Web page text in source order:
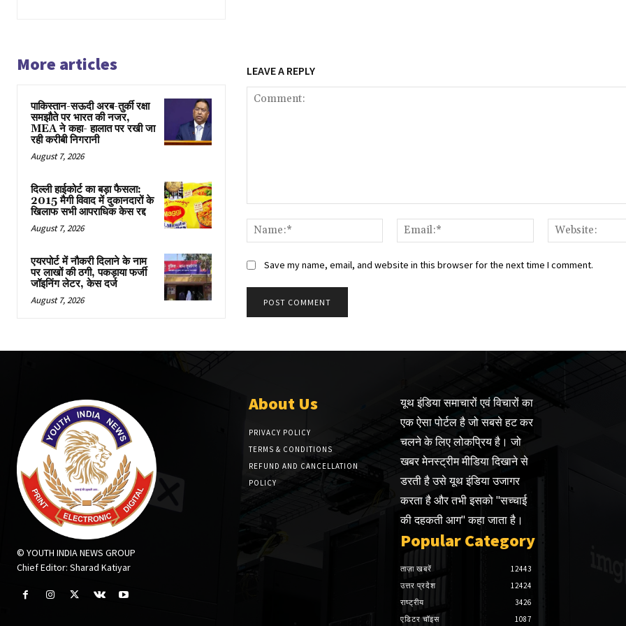
More articles
पाकिस्तान-सऊदी अरब-तुर्की रक्षा
समझौते पर भारत की नजर,
MEA ने कहा- हालात पर रखी जा
रही करीबी निगरानी
August 7, 2026
दिल्ली हाईकोर्ट का बड़ा फैसला:
2015 मैगी विवाद में दुकानदारों के
खिलाफ सभी आपराधिक केस रद्द
August 7, 2026
एयरपोर्ट में नौकरी दिलाने के नाम
पर लाखों की ठगी, पकड़ाया फर्जी
जॉइनिंग लेटर, केस दर्ज
August 7, 2026
LEAVE A REPLY
Name:*
Email:*
Save my name, email, and website in this browser for the next time I comment.
© YOUTH INDIA NEWS GROUP
Chief Editor: Sharad Katiyar
About Us
PRIVACY POLICY
TERMS & CONDITIONS
REFUND AND CANCELLATION
POLICY
यूथ इंडिया समाचारों एवं विचारों का
एक ऐसा पोर्टल है जो सबसे हट कर
चलने के लिए लोकप्रिय है। जो
खबर मेनस्ट्रीम मीडिया दिखाने से
डरती है उसे यूथ इंडिया उजागर
करता है और तभी इसको "सच्चाई
की दहकती आग" कहा जाता है।
Popular Category
ताज़ा खबरें
12443
उत्तर प्रदेश
12424
राष्ट्रीय
3426
एडिटर चॉइस
1087